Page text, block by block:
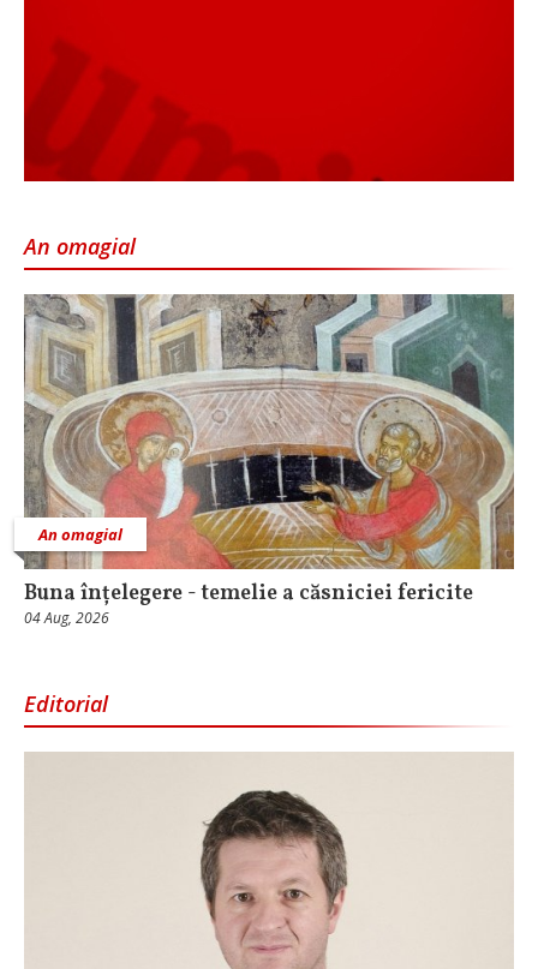
An omagial
An omagial
Buna înțelegere - temelie a căsniciei fericite
04 Aug, 2026
Editorial